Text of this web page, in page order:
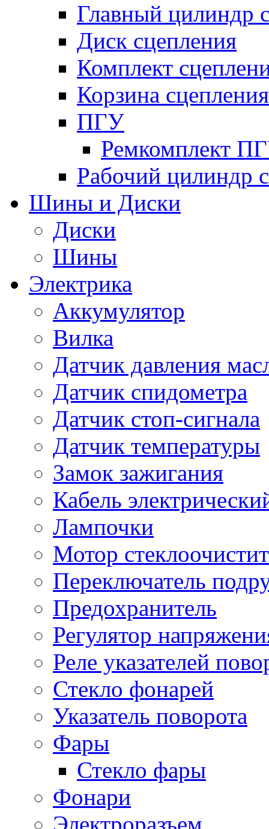
Главный цилиндр
Диск сцепления
Комплект
Корзина сцепления
ПГУ
Ремкомплект
Рабочий цилиндр
Шины и Диски
Диски
Шины
Электрика
Аккумулятор
Вилка
Датчик давления
Датчик спидометра
Датчик стоп-сигнала
Датчик температуры
Замок зажигания
Кабель
Лампочки
Мотор
Переключатель
Предохранитель
Регулятор
Реле указателей
Стекло фонарей
Указатель поворота
Фары
Стекло фары
Фонари